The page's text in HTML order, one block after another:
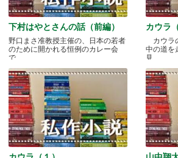
下村はやとさんの話（前編）
野口まさ准教授主催の、日本の若者
のために開かれる恒例のカレー会
で.....
カウラ
カウラ
中の道を
見.....